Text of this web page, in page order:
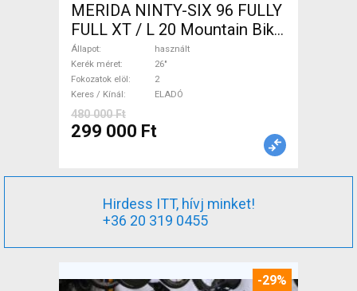
MERIDA NINTY-SIX 96 FULLY
FULL XT / L 20 Mountain Bike
26" össztelós / fully használt
ELADÓ
Állapot
használt
Kerék méret
26"
Fokozatok elöl
2
Keres / Kínál
ELADÓ
480 000 Ft
299 000 Ft
Hirdess ITT, hívj minket!
+36 20 319 0455
-29%